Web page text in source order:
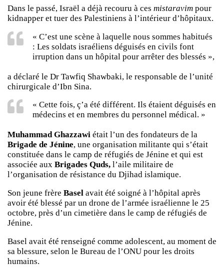
Dans le passé, Israël a déjà recouru à ces mistaravim pour
kidnapper et tuer des Palestiniens à l’intérieur d’hôpitaux.
« C’est une scène à laquelle nous sommes habitués
: Les soldats israéliens déguisés en civils font
irruption dans un hôpital pour arrêter des blessés »,
a déclaré le Dr Tawfiq Shawbaki, le responsable de l’unité
chirurgicale d’Ibn Sina.
« Cette fois, ç’a été différent. Ils étaient déguisés en
médecins et en membres du personnel médical. »
Muhammad Ghazzawi était l’un des fondateurs de la
Brigade de Jénine, une organisation militante qui s’était
constituée dans le camp de réfugiés de Jénine et qui est
associée aux Brigades Quds, l’aile militaire de
l’organisation de résistance du Djihad islamique.
Son jeune frère Basel avait été soigné à l’hôpital après
avoir été blessé par un drone de l’armée israélienne le 25
octobre, près d’un cimetière dans le camp de réfugiés de
Jénine.
Basel avait été renseigné comme adolescent, au moment de
sa blessure, selon le Bureau de l’ONU pour les droits
humains.